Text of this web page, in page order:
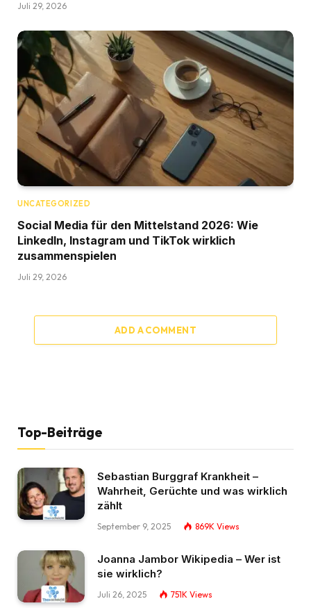
Juli 29, 2026
UNCATEGORIZED
Social Media für den Mittelstand 2026: Wie
LinkedIn, Instagram und TikTok wirklich
zusammenspielen
Juli 29, 2026
ADD A COMMENT
Top-Beiträge
Sebastian Burggraf Krankheit –
Wahrheit, Gerüchte und was wirklich
zählt
September 9, 2025 869K Views
Joanna Jambor Wikipedia – Wer ist
sie wirklich?
Juli 26, 2025 751K Views